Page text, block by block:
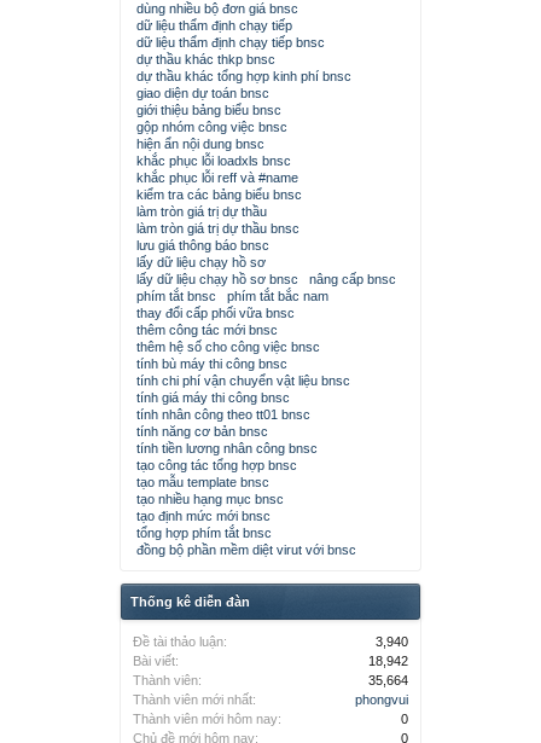
dùng nhiều bộ đơn giá bnsc
dữ liệu thẩm định chạy tiếp
dữ liệu thẩm định chạy tiếp bnsc
dự thầu khác thkp bnsc
dự thầu khác tổng hợp kinh phí bnsc
giao diện dự toán bnsc
giới thiệu bảng biểu bnsc
gộp nhóm công việc bnsc
hiện ẩn nội dung bnsc
khắc phục lỗi loadxls bnsc
khắc phục lỗi reff và #name
kiểm tra các bảng biểu bnsc
làm tròn giá trị dự thầu
làm tròn giá trị dự thầu bnsc
lưu giá thông báo bnsc
lấy dữ liệu chạy hồ sơ
lấy dữ liệu chạy hồ sơ bnsc
nâng cấp bnsc
phím tắt bnsc
phím tắt bắc nam
thay đổi cấp phối vữa bnsc
thêm công tác mới bnsc
thêm hệ số cho công việc bnsc
tính bù máy thi công bnsc
tính chi phí vận chuyển vật liệu bnsc
tính giá máy thi công bnsc
tính nhân công theo tt01 bnsc
tính năng cơ bản bnsc
tính tiền lương nhân công bnsc
tạo công tác tổng hợp bnsc
tạo mẫu template bnsc
tạo nhiều hạng mục bnsc
tạo định mức mới bnsc
tổng hợp phím tắt bnsc
đồng bộ phần mềm diệt virut với bnsc
Thống kê diễn đàn
Đề tài thảo luận:
3,940
Bài viết:
18,942
Thành viên:
35,664
Thành viên mới nhất:
phongvui
Thành viên mới hôm nay:
0
Chủ đề mới hôm nay:
0